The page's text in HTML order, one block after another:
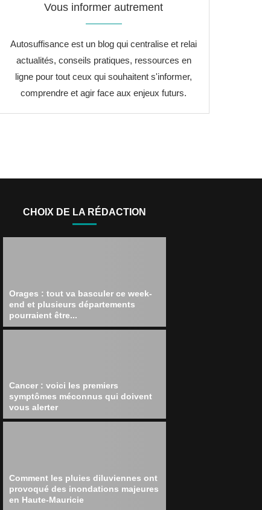
Vous informer autrement
Autosuffisance est un blog qui centralise et relai
actualités, conseils pratiques, ressources en
ligne pour tout ceux qui souhaitent s'informer,
comprendre et agir face aux enjeux futurs.
CHOIX DE LA RÉDACTION
Orages : tout va basculer ce week-
end et plusieurs départements
pourraient être...
Cancer : voici les premiers
symptômes méconnus qui doivent
vous alerter
Comment les pluies diluviennes ont
provoqué des inondations majeures
en Haute-Mauricie